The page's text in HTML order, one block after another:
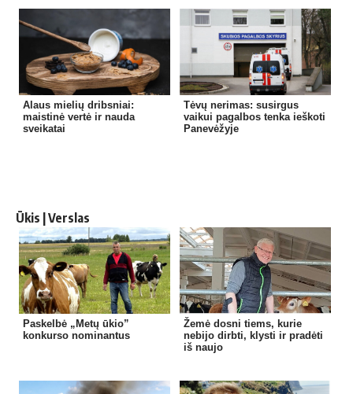
Alaus mielių dribsniai:
maistinė vertė ir nauda
sveikatai
Tėvų nerimas: susirgus
vaikui pagalbos tenka ieškoti
Panevėžyje
Ūkis | Verslas
Paskelbė „Metų ūkio”
konkurso nominantus
Žemė dosni tiems, kurie
nebijo dirbti, klysti ir pradėti
iš naujo